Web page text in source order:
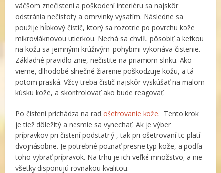
väčšom znečistení a poškodení interiéru sa najskôr
odstránia nečistoty a omrvinky vysatím. Následne sa
použije hĺbkový čistič, ktorý sa rozotrie po povrchu kože
mikrovláknovou utierkou. Nechá sa chvíľu pôsobiť a kefkou
na kožu sa jemnými krúživými pohybmi vykonáva čistenie.
Základné pravidlo znie, nečistite na priamom slnku. Ako
vieme, dlhodobé slnečné žiarenie poškodzuje kožu, a tá
potom praská. Vždy treba čistič najskôr vyskúšať na malom
kúsku kože, a skontrolovať ako bude reagovať.
Po čistení prichádza na radošetrovanie kože. Tento krok
je tiež dôležitý a nesmie sa vynechať. Ak je výber
prípravkov pri čistení podstatný , tak pri ošetrovaní to platí
dvojnásobne. Je potrebné poznať presne typ kože, a podľa
toho vybrať prípravok. Na trhu je ich veľké množstvo, a nie
všetky disponujú rovnakou kvalitou.